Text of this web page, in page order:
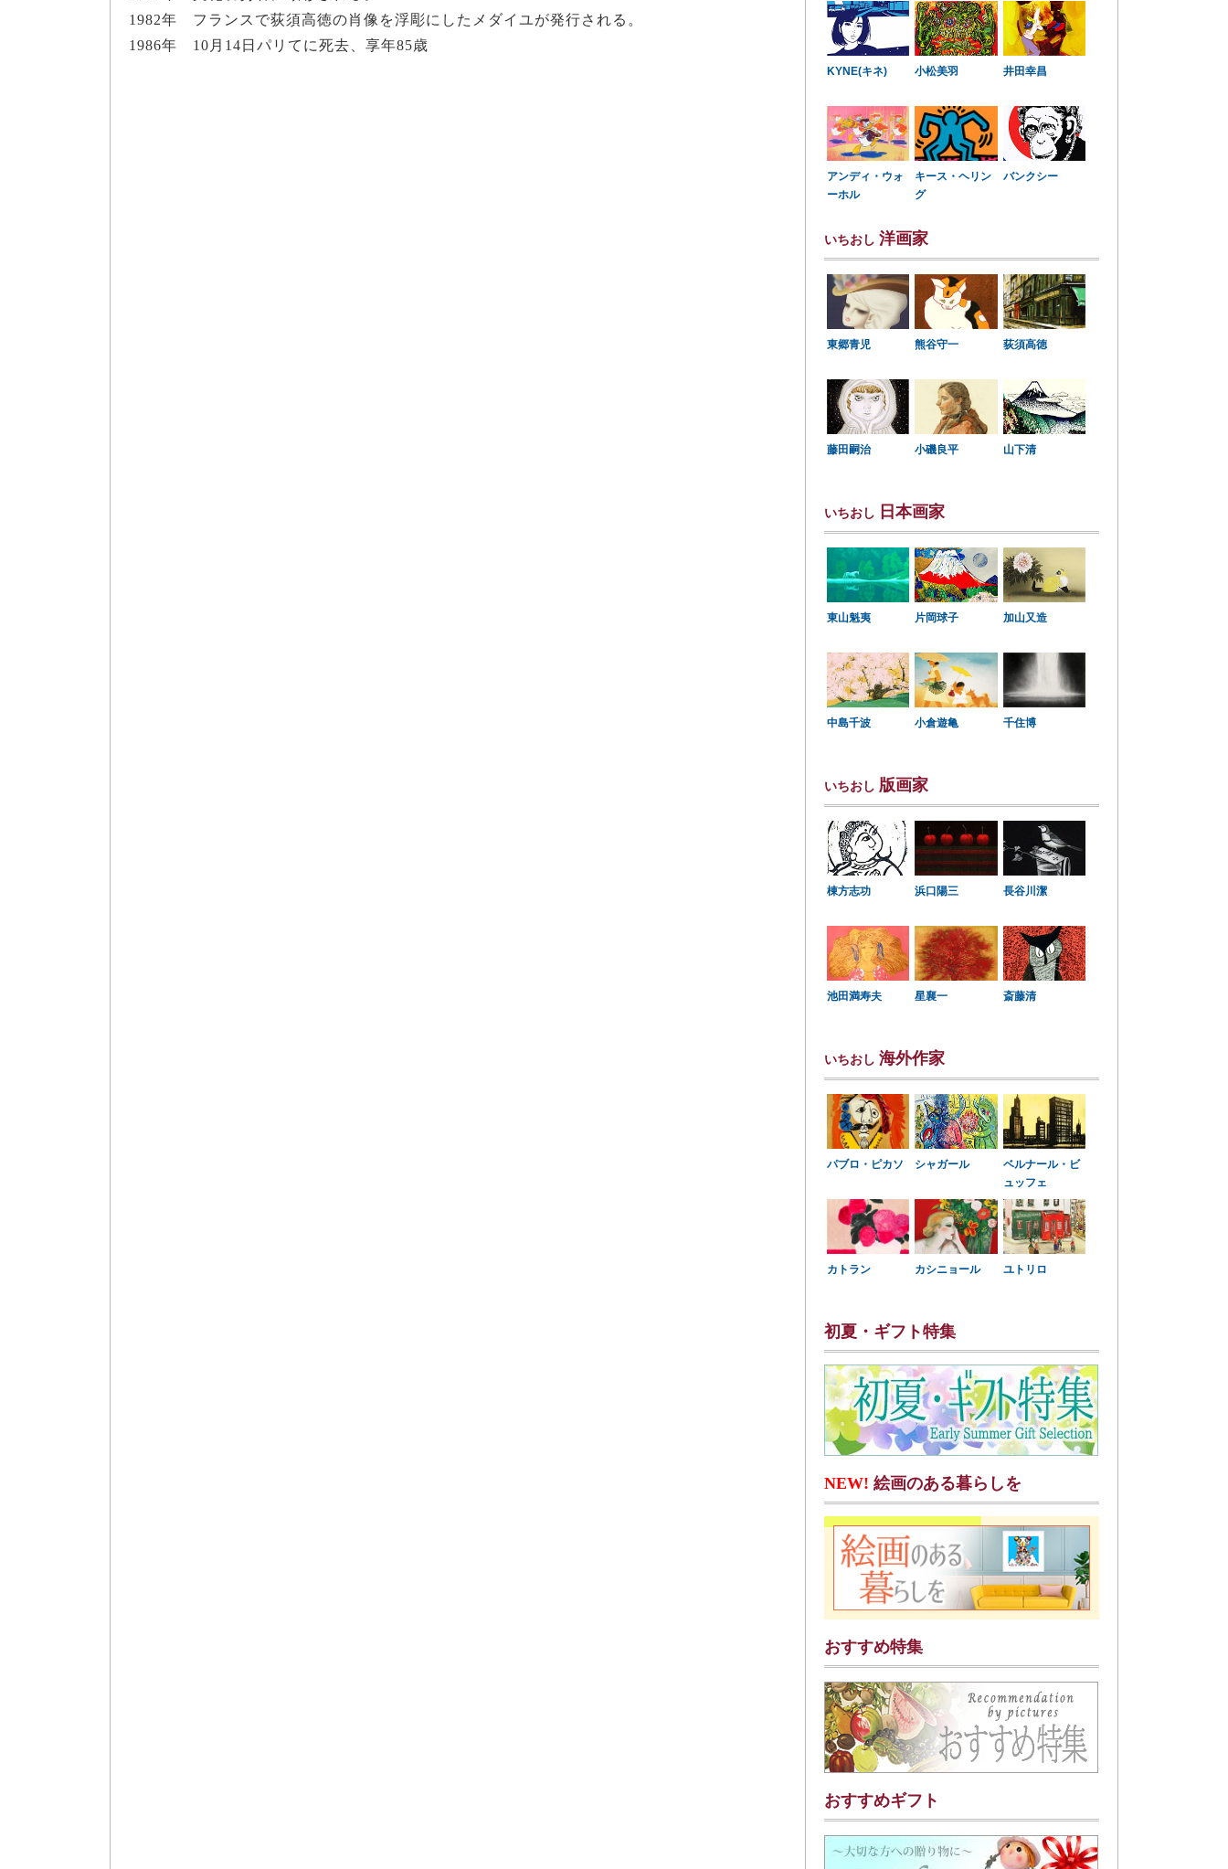
1982年 フランスで荻須高徳の肖像を浮彫にしたメダイユが発行される。
1986年 10月14日パリてに死去、享年85歳
KYNE(キネ) 小松美羽 井田幸昌
アンディ・ウォ
ーホル
キース・ヘリン
グ
バンクシー
いちおし 洋画家
東郷青児 熊谷守一 荻須高徳
藤田嗣治 小磯良平 山下清
いちおし 日本画家
東山魁夷 片岡球子 加山又造
中島千波 小倉遊亀 千住博
いちおし 版画家
棟方志功 浜口陽三 長谷川潔
池田満寿夫 星襄一 斎藤清
いちおし 海外作家
パブロ・ピカソ シャガール
ベルナール・ビ
ュッフェ
カトラン カシニョール ユトリロ
初夏・ギフト特集
NEW! 絵画のある暮らしを
おすすめ特集
おすすめギフト